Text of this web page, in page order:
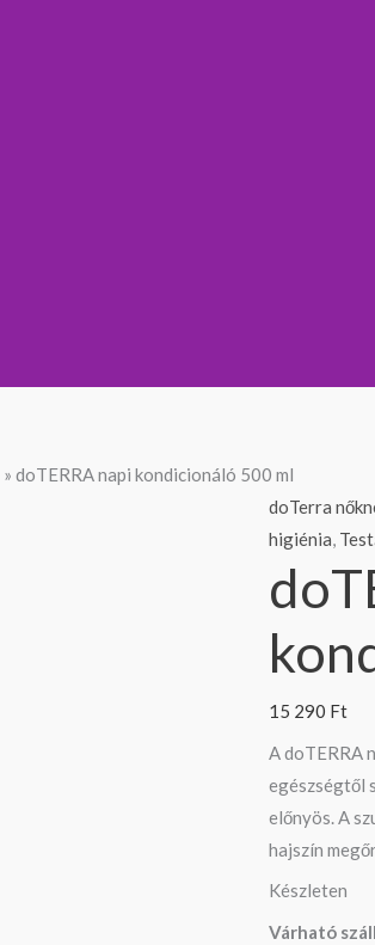
» doTERRA napi kondicionáló 500 ml
doTerra
higiénia,
15 290 Ft
A doTERRA
egészségtől
előnyös. A
hajszín
Készleten
Várható
doTERRA
napi
kondicionáló
500
ml
mennyiség